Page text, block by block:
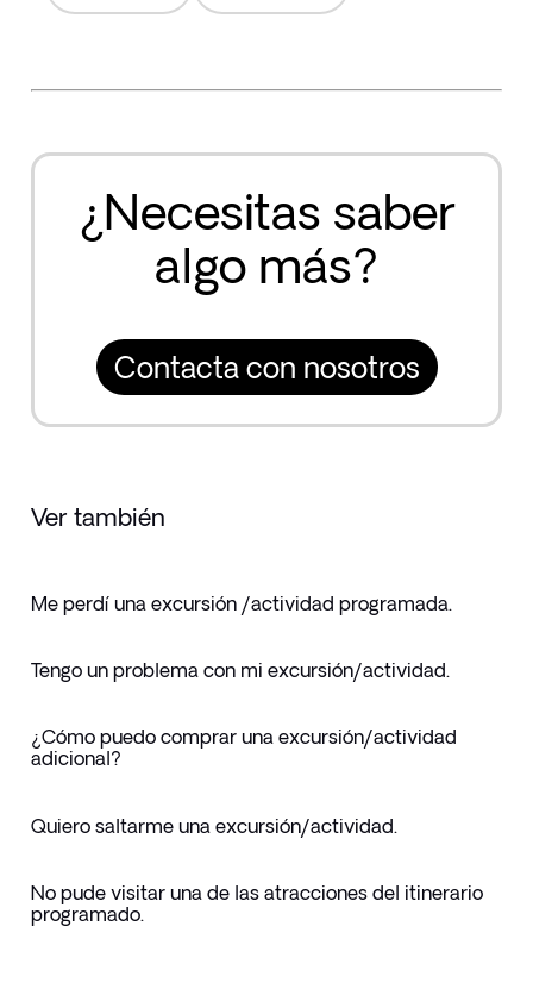
¿Necesitas saber
algo más?
Contacta con nosotros
Ver también
Me perdí una excursión /actividad programada.
Tengo un problema con mi excursión/actividad.
¿Cómo puedo comprar una excursión/actividad
adicional?
Quiero saltarme una excursión/actividad.
No pude visitar una de las atracciones del itinerario
programado.